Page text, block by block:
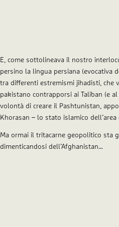
E, come sottolineava il nostro
persino la lingua persiana (evocativa
tra differenti estremismi jihadisti, che
pakistano contrapporsi ai Taliban (e
volontà di creare il Pashtunistan,
Khorasan – lo stato islamico dell’area
Ma ormai il tritacarne geopolitico sta
dimenticandosi dell’Afghanistan…